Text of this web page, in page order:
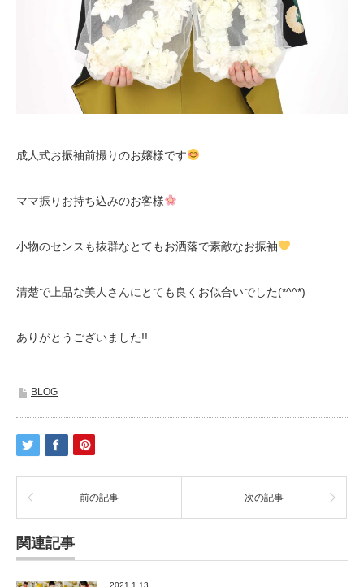
成人式お振袖前撮りのお嬢様です
ママ振りお持ち込みのお客様
小物のセンスも抜群なとてもお洒落で素敵なお振袖
清楚で上品な美人さんにとても良くお似合いでした(*^^*)
ありがとうございました!!
BLOG
前の記事 次の記事
関連記事
2021.1.13